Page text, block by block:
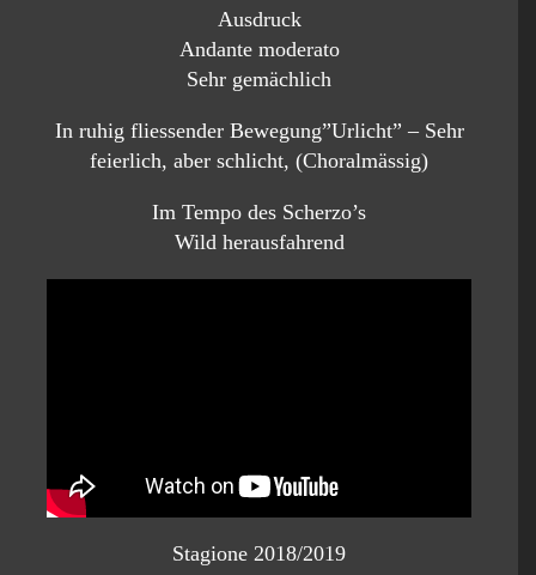
Ausdruck
Andante moderato
Sehr gemächlich
In ruhig fliessender Bewegung”Urlicht” – Sehr
feierlich, aber schlicht, (Choralmässig)
Im Tempo des Scherzo’s
Wild herausfahrend
Stagione 2018/2019